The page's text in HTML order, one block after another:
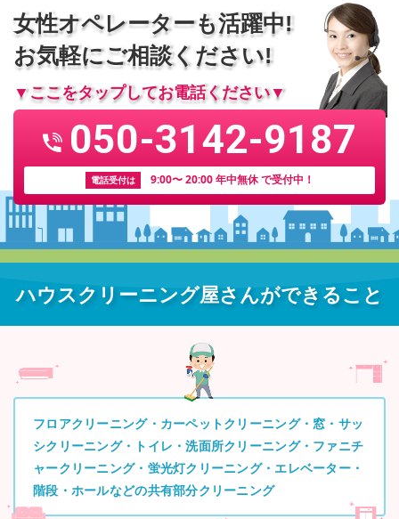
女性オペレーターも活躍中!
お気軽にご相談ください!
▼ここをタップしてお電話ください▼
050-3142-9187
電話受付は 9:00〜 20:00 年中無休 で受付中！
ハウスクリーニング屋さんができること
フロアクリーニング・カーペットクリーニング・窓・サッ
シクリーニング・トイレ・洗面所クリーニング・ファニチ
ャークリーニング・蛍光灯クリーニング・エレベーター・
階段・ホールなどの共有部分クリーニング